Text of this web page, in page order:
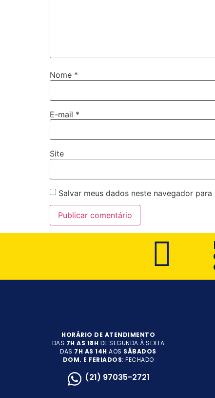
Nome *
E-mail *
Site
Salvar meus dados neste navegador
HORÁRIO DE ATENDIMENTO
DAS 7H AS 18H DE SEGUNDA À SEXTA
DAS 7H AS 14H AOS SÁBADOS
DOM. E FERIADOS: FECHADO
(21) 97035-2721